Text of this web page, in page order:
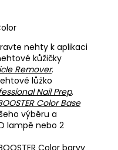
nehty k aplikaci
kůžičky
Remover.
lůžko
Nail Prep.
Color Base
výběru a
lampě nebo 2
Color barvy